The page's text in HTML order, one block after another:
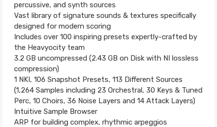
percussive, and synth sources
Vast library of signature sounds & textures specifically
designed for modern scoring
Includes over 100 inspiring presets expertly-crafted by
the Heavyocity team
3.2 GB uncompressed (2.43 GB on Disk with NI lossless
compression)
1 NKI, 106 Snapshot Presets, 113 Different Sources
(1,264 Samples including 23 Orchestral, 30 Keys & Tuned
Perc, 10 Choirs, 36 Noise Layers and 14 Attack Layers)
Intuitive Sample Browser
ARP for building complex, rhythmic arpeggios